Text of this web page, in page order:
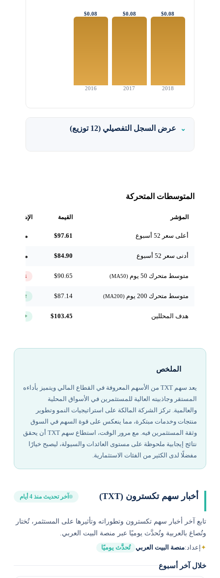
$0.08
2018
$0.08
2017
$0.08
2016
عرض السجل التفصيلي (12 توزيع)
المتوسطات المتحركة
المؤشر القيمة الإشارة
أعلى سعر 52 أسبوع $97.61 مرجعي
أدنى سعر 52 أسبوع $84.90 مرجعي
متوسط متحرك 50 يوم $90.65 ↓ تحت
متوسط متحرك 200 يوم $87.14 ↑ فوق
هدف المحللين $103.45
+16.2%
الملخص
يعد سهم TXT من الأسهم المعروفة في القطاع المالي ويتميز بأداءه
المستقر وجاذبيته العالية للمستثمرين في الأسواق المحلية
والعالمية. تركز الشركة المالكة على استراتيجيات النمو وتطوير
منتجات وخدمات مبتكرة، مما ينعكس على قوة السهم في السوق
وثقة المستثمرين فيه. مع مرور الوقت، استطاع سهم TXT أن يحقق
نتائج إيجابية ملحوظة على مستوى العائدات والسيولة، ليصبح خيارًا
مفضلًا لدى الكثير من الفئات الاستثمارية.
أخبار سهم تكسترون (TXT) آخر تحديث منذ 4 أيام
تابع آخر أخبار سهم تكسترون وتطوراته وتأثيرها على المستثمر، تُختار
وتُصاغ بالعربية وتُحدَّث يوميًا عبر منصة البيت العربي.
✦إعداد: منصة البيت العربي تُحدَّث يوميًا
خلال آخر أسبوع